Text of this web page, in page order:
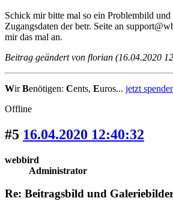
Schick mir bitte mal so ein Problembild
Zugangsdaten der betr. Seite an
mir das mal an.
Beitrag geändert von florian (16.04.2020
WirBenötigen: Cents, Euros... jetzt
Offline
#5 16.04.2020 12:40:32
webbird
Administrator
Re: Beitragsbild und